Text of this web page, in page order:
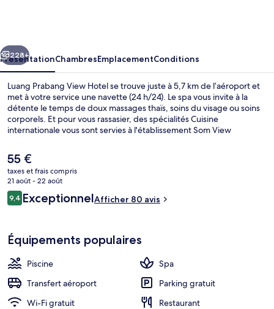
Suivant
228+
PrésentationChambresEmplacementConditions
Luang Prabang View Hotel se trouve juste à 5,7 km de l’aéroport et
met à votre service une navette (24 h/24). Le spa vous invite à la
détente le temps de doux massages thaïs, soins du visage ou soins
corporels. Et pour vous rassasier, des spécialités Cuisine
internationale vous sont servies à l'établissement Som View
et du dîner. Ce complexe touristique de luxe abrite en outre une
piscine extérieure, une discothèque et un bar en bord de piscine.
Le
prix
actuel
est
de
55 €
taxes et frais compris
21 août - 22 août
Avis
voyageurs
9,49,4 sur 10
ExceptionnelAfficher 80 avis
Équipements populaires
Piscine
Spa
Transfert aéroport
Parking gratuit
Wi-Fi gratuit
Restaurant